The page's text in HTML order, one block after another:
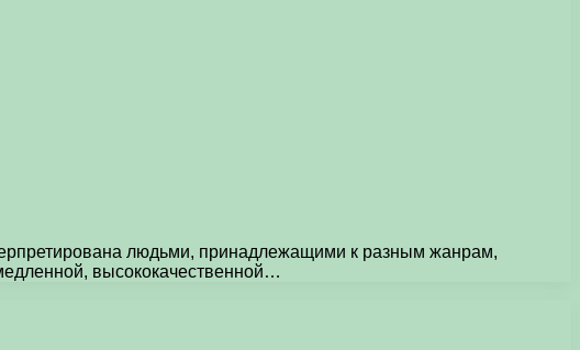
людьми, принадлежащими к разным жанрам,
высококачественной…